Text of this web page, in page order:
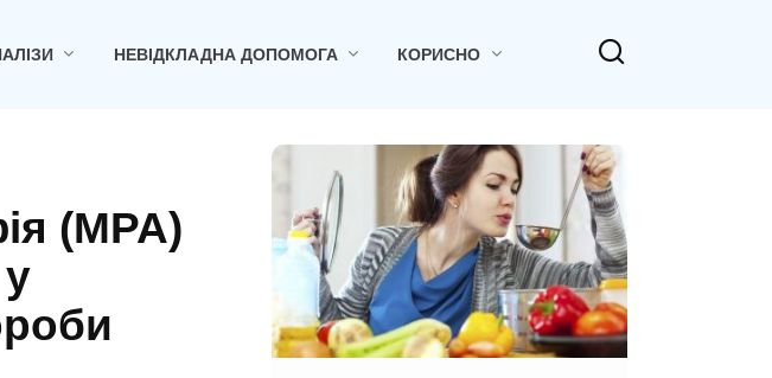
НЕВІДКЛАДНА ДОПОМОГА КОРИСНО
(МРА)